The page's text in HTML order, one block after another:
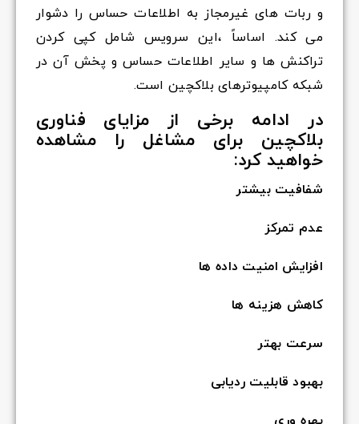
و ربات های غیرمجاز به اطلاعات حساس را دشوار
می کند. اساساً ،این سرویس شامل کپی کردن
تراکنش ها و سایر اطلاعات حساس و پخش آن در
شبکه کامپیوترهای بلاکچین است.
در ادامه برخی از مزایای فناوری
بلاکچین برای مشاغل را مشاهده
خواهید کرد:
شفافیت بیشتر
عدم تمرکز
افزایش امنیت داده ها
کاهش هزینه ها
سرعت بهتر
بهبود قابلیت ردیابی